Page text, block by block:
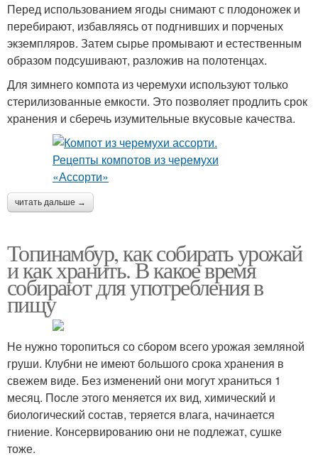
Перед использованием ягоды снимают с плодоножек и
перебирают, избавляясь от подгнивших и порченых
экземпляров. Затем сырье промывают и естественным
образом подсушивают, разложив на полотенцах.
Для зимнего компота из черемухи используют только
стерилизованные емкости. Это позволяет продлить срок
хранения и сберечь изумительные вкусовые качества.
читать дальше →
Топинамбур, как собирать урожай
и как хранить. В какое время
собирают для употребления в
пищу
Не нужно торопиться со сбором всего урожая земляной
груши. Клубни не имеют большого срока хранения в
свежем виде. Без изменений они могут храниться 1
месяц. После этого меняется их вид, химический и
биологический состав, теряется влага, начинается
гниение. Консервированию они не подлежат, сушке
тоже.